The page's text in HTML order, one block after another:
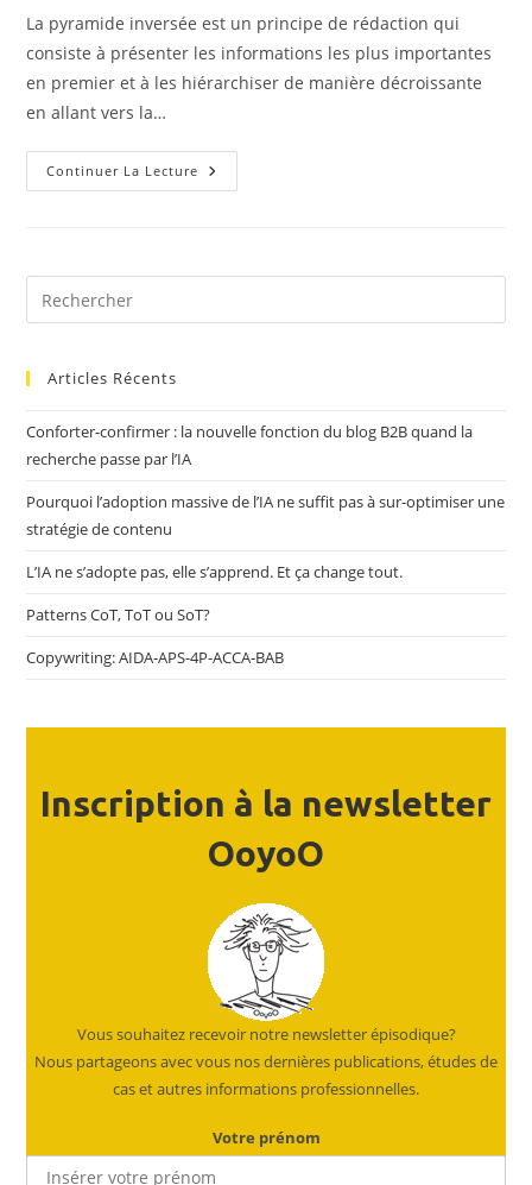
la
publication :
La pyramide inversée est un principe de rédaction qui
consiste à présenter les informations les plus importantes
en premier et à les hiérarchiser de manière décroissante
en allant vers la…
Continuer La Lecture Pyramide
Inversée
Exemples
Articles Récents
Conforter-confirmer : la nouvelle fonction du blog B2B quand la
recherche passe par l’IA
Pourquoi l’adoption massive de l’IA ne suffit pas à sur-optimiser une
stratégie de contenu
L’IA ne s’adopte pas, elle s’apprend. Et ça change tout.
Patterns CoT, ToT ou SoT?
Copywriting: AIDA-APS-4P-ACCA-BAB
Inscription à la newsletter
OoyoO
Vous souhaitez recevoir notre newsletter épisodique?
Nous partageons avec vous nos dernières publications, études de
cas et autres informations professionnelles.
Votre prénom